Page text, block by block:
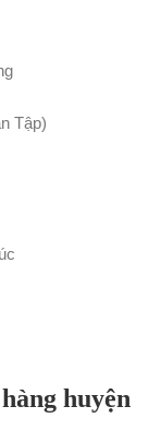
Tập)
huyện